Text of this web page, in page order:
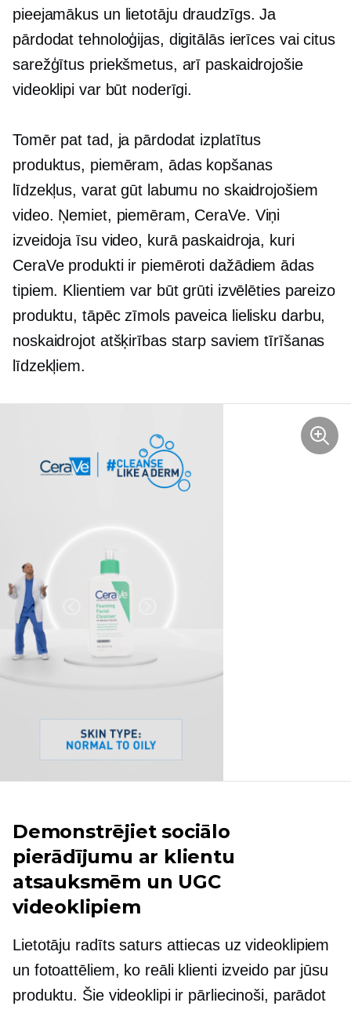
pieejamākus un lietotāju draudzīgs. Ja
pārdodat tehnoloģijas, digitālās ierīces vai citus
sarežģītus priekšmetus, arī paskaidrojošie
videoklipi var būt noderīgi.
Tomēr pat tad, ja pārdodat izplatītus
produktus, piemēram, ādas kopšanas
līdzekļus, varat gūt labumu no skaidrojošiem
video. Ņemiet, piemēram, CeraVe. Viņi
izveidoja īsu video, kurā paskaidroja, kuri
CeraVe produkti ir piemēroti dažādiem ādas
tipiem. Klientiem var būt grūti izvēlēties pareizo
produktu, tāpēc zīmols paveica lielisku darbu,
noskaidrojot atšķirības starp saviem tīrīšanas
līdzekļiem.
Demonstrējiet sociālo
pierādījumu ar klientu
atsauksmēm un UGC
videoklipiem
Lietotāju radītssaturs attiecas uz videoklipiem
un fotoattēliem, ko reāli klienti izveido par jūsu
produktu. Šie videoklipi ir pārliecinoši, parādot